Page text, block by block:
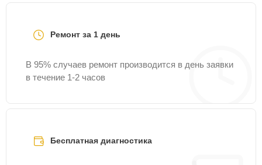
Ремонт за 1 день
В 95% случаев ремонт производится в день заявки
в течение 1-2 часов
Бесплатная диагностика